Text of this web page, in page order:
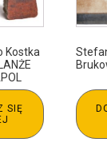
Kostka
SIĘ